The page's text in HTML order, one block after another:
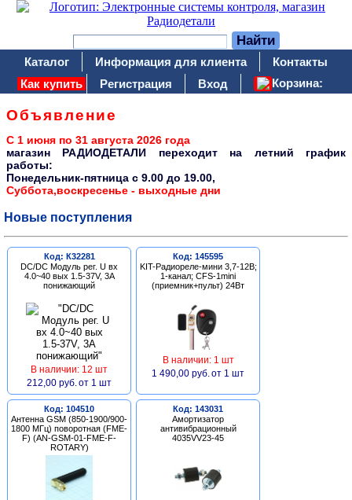
Каталог Информация для клиента
Контакты
Как купить
Регистрация Вход Корзина:
Объявление
С 1 июня по 31 августа 2026 года
магазин РАДИОДЕТАЛИ переходит на летний график
работы:
Понедельник-пятница c 9.00 до 19.00,
Суббота,воскресенье - выходные дни
Новые поступления
Код: К32281
DC/DC Модуль рег. U вх
4.0~40 вых 1.5-37V, 3A
понижающий
В наличии: 12 шт
212,00 руб. от 1 шт
Код: 145595
KIT-Радиореле-мини 3,7-12В;
1-канал; CFS-1mini
(приемник+пульт) 24Вт
В наличии: 1 шт
1 490,00 руб. от 1 шт
Код: 104510
Антенна GSM (850-1900/900-
1800 МГц) поворотная (FME-
F) (AN-GSM-01-FME-F-
ROTARY)
Код: 143031
Амортизатор
антивибрационный
4035VV23-45